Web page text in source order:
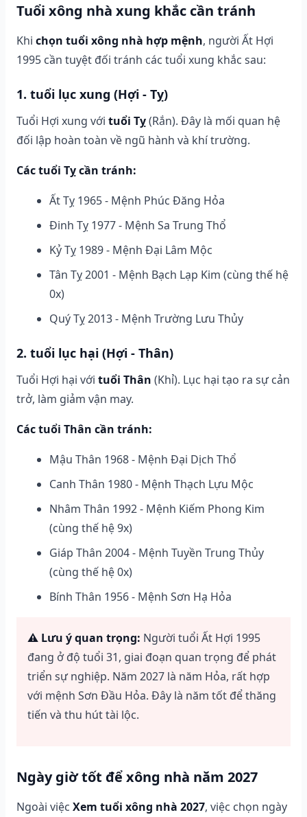
Tuổi xông nhà xung khắc cần tránh
Khi chọn tuổi xông nhà hợp mệnh, người Ất Hợi
1995 cần tuyệt đối tránh các tuổi xung khắc sau:
1. tuổi lục xung (Hợi - Tỵ)
Tuổi Hợi xung với tuổi Tỵ(Rắn). Đây là mối quan hệ
đối lập hoàn toàn về ngũ hành và khí trường.
Các tuổi Tỵ cần tránh:
Ất Tỵ 1965 - Mệnh Phúc Đăng Hỏa
Đinh Tỵ 1977 - Mệnh Sa Trung Thổ
Kỷ Tỵ 1989 - Mệnh Đại Lâm Mộc
Tân Tỵ 2001 - Mệnh Bạch Lạp Kim (cùng thế hệ
0x)
Quý Tỵ 2013 - Mệnh Trường Lưu Thủy
2. tuổi lục hại (Hợi - Thân)
Tuổi Hợi hại với tuổi Thân (Khỉ). Lục hại tạo ra sự cản
trở, làm giảm vận may.
Các tuổi Thân cần tránh:
Mậu Thân 1968 - Mệnh Đại Dịch Thổ
Canh Thân 1980 - Mệnh Thạch Lựu Mộc
Nhâm Thân 1992 - Mệnh Kiếm Phong Kim
(cùng thế hệ 9x)
Giáp Thân 2004 - Mệnh Tuyền Trung Thủy
(cùng thế hệ 0x)
Bính Thân 1956 - Mệnh Sơn Hạ Hỏa
⚠️ Lưu ý quan trọng: Người tuổi Ất Hợi 1995
đang ở độ tuổi 31, giai đoạn quan trọng để phát
triển sự nghiệp. Năm 2027 là năm Hỏa, rất hợp
với mệnh Sơn Đầu Hỏa. Đây là năm tốt để thăng
tiến và thu hút tài lộc.
Ngày giờ tốt để xông nhà năm 2027
Ngoài việc Xem tuổi xông nhà 2027, việc chọn ngày